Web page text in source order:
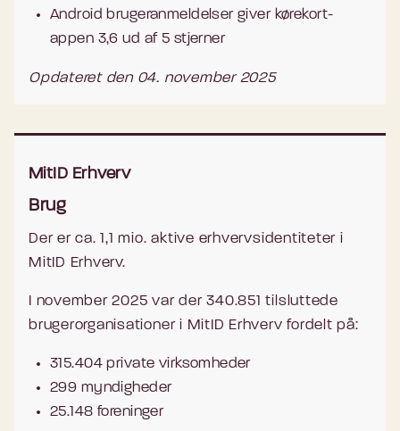
Android brugeranmeldelser giver kørekort-
appen 3,6 ud af 5 stjerner
Opdateret den 04. november 2025
MitID Erhverv
Brug
Der er ca. 1,1 mio. aktive erhvervsidentiteter i
MitID Erhverv.
I november 2025 var der 340.851 tilsluttede
brugerorganisationer i MitID Erhverv fordelt på:
315.404 private virksomheder
299 myndigheder
25.148 foreninger